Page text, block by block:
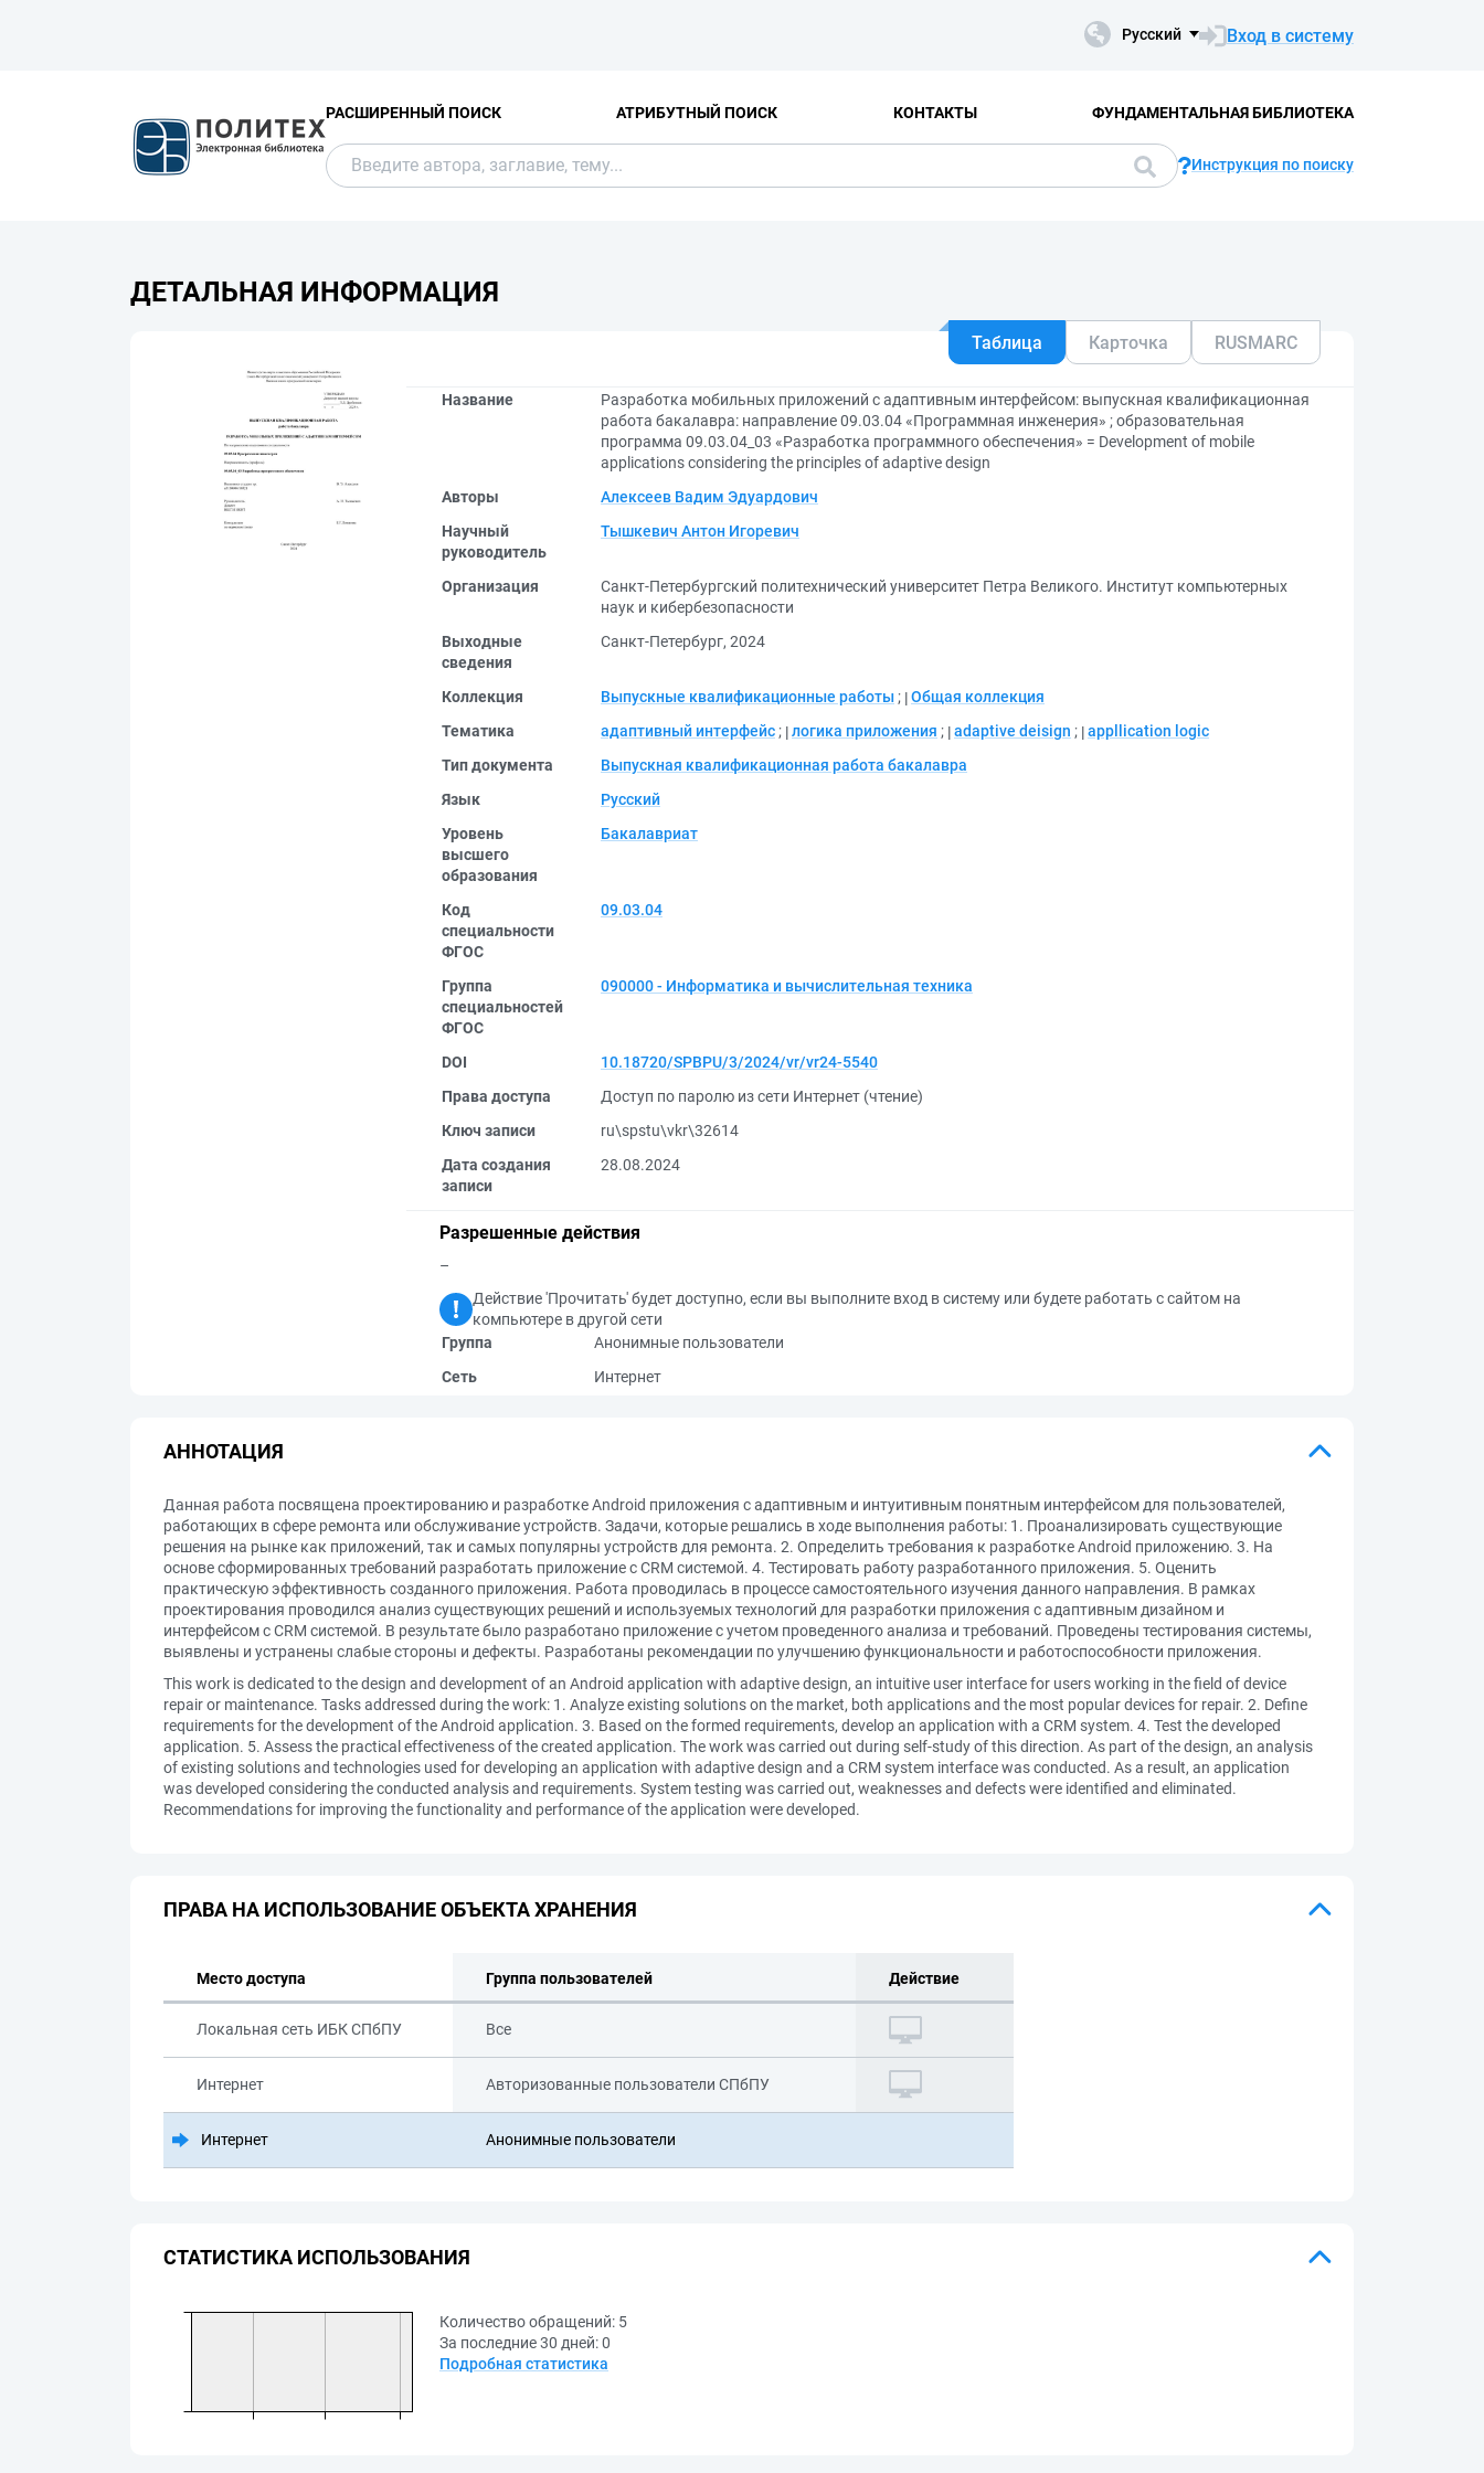
Русский Вход в систему
РАСШИРЕННЫЙ ПОИСК АТРИБУТНЫЙ ПОИСК КОНТАКТЫ ФУНДАМЕНТАЛЬНАЯ БИБЛИОТЕКА
Инструкция по поиску
ДЕТАЛЬНАЯ ИНФОРМАЦИЯ
Таблица Карточка RUSMARC
Название
Разработка мобильных приложений с адаптивным интерфейсом: выпускная квалификационная
работа бакалавра: направление 09.03.04 «Программная инженерия» ; образовательная
программа 09.03.04_03 «Разработка программного обеспечения» = Development of mobile
applications considering the principles of adaptive design
Авторы
Алексеев Вадим Эдуардович
Научный
руководитель
Тышкевич Антон Игоревич
Организация
Санкт-Петербургский политехнический университет Петра Великого. Институт компьютерных
наук и кибербезопасности
Выходные
сведения
Санкт-Петербург, 2024
Коллекция Выпускные квалификационные работы ; Общая коллекция
Тематика
адаптивный интерфейс ; логика приложения ; adaptive deisign ; appllication logic
Тип документа
Выпускная квалификационная работа бакалавра
Язык
Русский
Уровень
высшего
образования
Бакалавриат
Код
специальности
ФГОС
09.03.04
Группа
специальностей
ФГОС
090000 - Информатика и вычислительная техника
DOI
10.18720/SPBPU/3/2024/vr/vr24-5540
Права доступа
Доступ по паролю из сети Интернет (чтение)
Ключ записи
ru\spstu\vkr\32614
Дата создания
записи
28.08.2024
Разрешенные действия
–
Действие 'Прочитать' будет доступно, если вы выполните вход в систему или будете работать с сайтом на
компьютере в другой сети
Группа
Анонимные пользователи
Сеть
Интернет
АННОТАЦИЯ
Данная работа посвящена проектированию и разработке Android приложения с адаптивным и интуитивным понятным интерфейсом для пользователей,
работающих в сфере ремонта или обслуживание устройств. Задачи, которые решались в ходе выполнения работы: 1. Проанализировать существующие
решения на рынке как приложений, так и самых популярны устройств для ремонта. 2. Определить требования к разработке Android приложению. 3. На
основе сформированных требований разработать приложение с CRM системой. 4. Тестировать работу разработанного приложения. 5. Оценить
практическую эффективность созданного приложения. Работа проводилась в процессе самостоятельного изучения данного направления. В рамках
проектирования проводился анализ существующих решений и используемых технологий для разработки приложения с адаптивным дизайном и
интерфейсом с CRM системой. В результате было разработано приложение с учетом проведенного анализа и требований. Проведены тестирования системы,
выявлены и устранены слабые стороны и дефекты. Разработаны рекомендации по улучшению функциональности и работоспособности приложения.
This work is dedicated to the design and development of an Android application with adaptive design, an intuitive user interface for users working in the field of device
repair or maintenance. Tasks addressed during the work: 1. Analyze existing solutions on the market, both applications and the most popular devices for repair. 2. Define
requirements for the development of the Android application. 3. Based on the formed requirements, develop an application with a CRM system. 4. Test the developed
application. 5. Assess the practical effectiveness of the created application. The work was carried out during self-study of this direction. As part of the design, an analysis
of existing solutions and technologies used for developing an application with adaptive design and a CRM system interface was conducted. As a result, an application
was developed considering the conducted analysis and requirements. System testing was carried out, weaknesses and defects were identified and eliminated.
Recommendations for improving the functionality and performance of the application were developed.
ПРАВА НА ИСПОЛЬЗОВАНИЕ ОБЪЕКТА ХРАНЕНИЯ
Место доступа Группа пользователей Действие
Локальная сеть ИБК СПбПУ Все
Интернет Авторизованные пользователи СПбПУ
Интернет Анонимные пользователи
СТАТИСТИКА ИСПОЛЬЗОВАНИЯ
Количество обращений: 5
За последние 30 дней:0
Подробная статистика